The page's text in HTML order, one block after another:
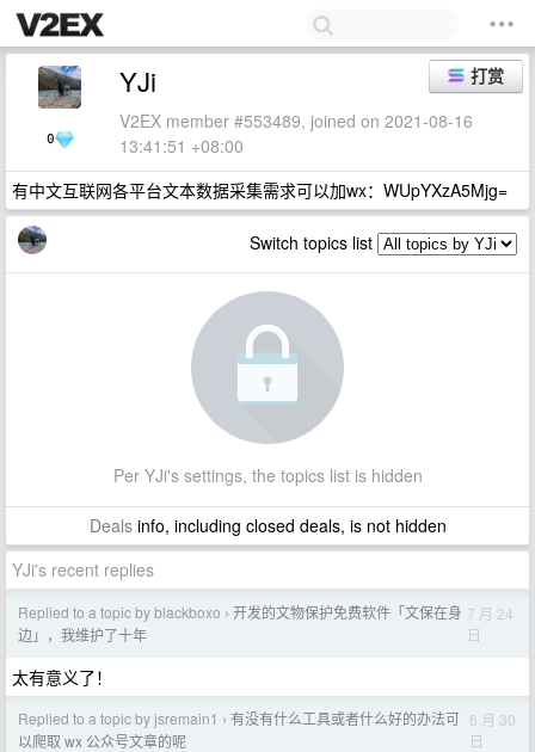
0
打赏
YJi
V2EX member #553489, joined on 2021-08-16
13:41:51 +08:00
有中文互联网各平台文本数据采集需求可以加wx：WUpYXzA5Mjg=
Switch topics list
Per YJi's settings, the topics list is hidden
Dealsinfo, including closed deals, is not hidden
YJi's recent replies
Replied to a topic by blackboxo › 开发的文物保护免费软件「文保在身
边」，我维护了十年
7 月 24
日
太有意义了！
Replied to a topic by jsremain1 › 有没有什么工具或者什么好的办法可
以爬取 wx 公众号文章的呢
6 月 30
日